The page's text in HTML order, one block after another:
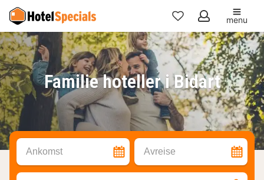
Mine
favoritter
menu
Familie hoteller i Bidart
Ankomst Avreise